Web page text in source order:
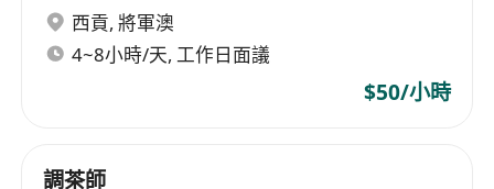
西貢, 將軍澳
4~8小時/天, 工作日面議
$50/小時
調茶師